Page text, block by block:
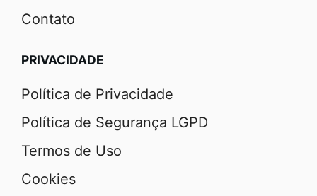
Contato
PRIVACIDADE
Política de Privacidade
Política de Segurança LGPD
Termos de Uso
Cookies